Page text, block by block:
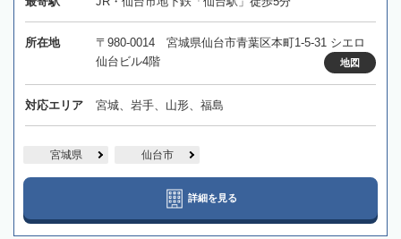
所在地
〒980-0014 宮城県仙台市青葉区本町1-5-31 シエロ
仙台ビル4階
地図
対応エリア 宮城、岩手、山形、福島
宮城県 仙台市
詳細を見る